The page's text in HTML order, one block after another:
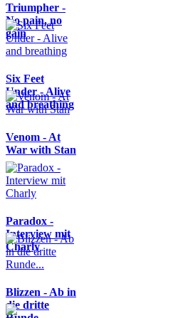
Triumpher -
No pain, no
gain
Six Feet
Under - Alive
and breathing
Venom - At
War with Stan
Paradox -
Interview mit
Charly
Blizzen - Ab in
die dritte